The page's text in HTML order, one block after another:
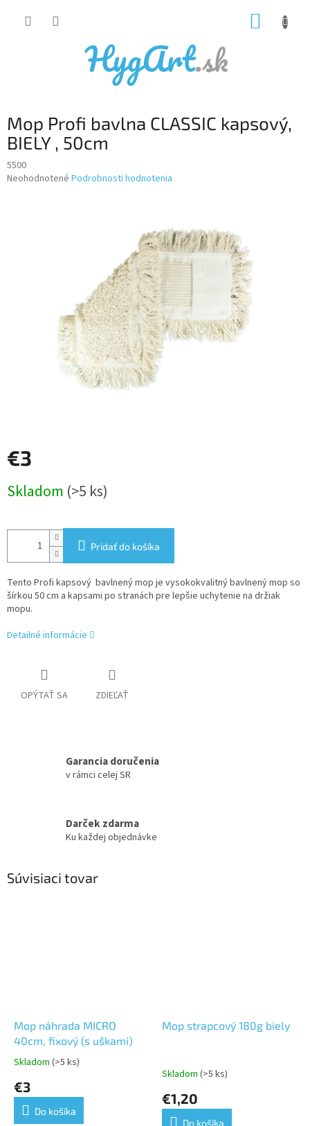
Mop Profi bavlna CLASSIC kapsový,
BIELY , 50cm
5500
Priemerné
Neohodnotené Podrobnosti hodnotenia
€3
cena:
Skladom (>5 ks)
Pridať do košíka
Tento Profi kapsový bavlnený mop je vysokokvalitný bavlnený mop so
šírkou 50 cm a kapsami po stranách pre lepšie uchytenie na držiak
mopu.
Detailné informácie
OPÝTAŤ SA ZDIEĽAŤ
Garancia doručenia
v rámci celej SR
Darček zdarma
Ku každej objednávke
Súvisiaci tovar
Mop náhrada MICRO
40cm, fixový (s uškami)
Priemerné
produktu
5,0
Skladom (>5 ks)
€3
Do košíka
Mop strapcový 180g biely
Skladom (>5 ks)
€1,20
Do košíka